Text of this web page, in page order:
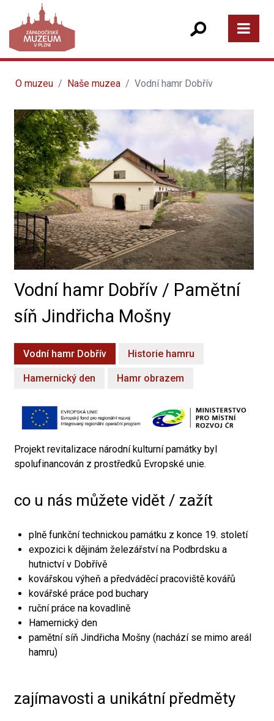
O muzeu Naše muzea Vodní hamr Dobřív
Vodní hamr Dobřív / Pamětní
síň Jindřicha Mošny
Vodní hamr Dobřív Historie hamru
Hamernický den Hamr obrazem
Projekt revitalizace národní kulturní památky byl
spolufinancován z prostředků Evropské unie.
co u nás můžete vidět / zažít
plně funkční technickou památku z konce 19. století
expozici k dějinám železářství na Podbrdsku a
hutnictví v Dobřívě
kovářskou výheň a předváděcí pracoviště kovářů
kovářské práce pod buchary
ruční práce na kovadlině
Hamernický den
pamětní síň Jindřicha Mošny (nachází se mimo areál
hamru)
zajímavosti a unikátní předměty